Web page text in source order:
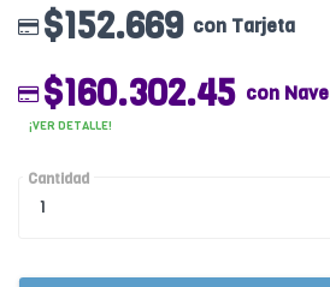
$152.669 con Tarjeta
$160.302.45 con Nave
¡VER DETALLE!
Cantidad